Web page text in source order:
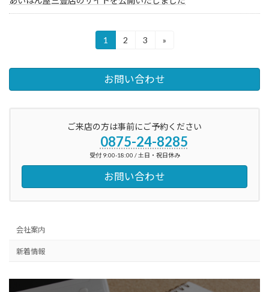
送
り
固
定
ー
ジ
1
固
ー
ジ
2
固
ー
ジ
3 »
お問い合わせ
ご来店の方は事前にご予約ください
0875-24-8285
受付 9:00-18:00 / 土日・祝日休み
お問い合わせ
会社案内
新着情報